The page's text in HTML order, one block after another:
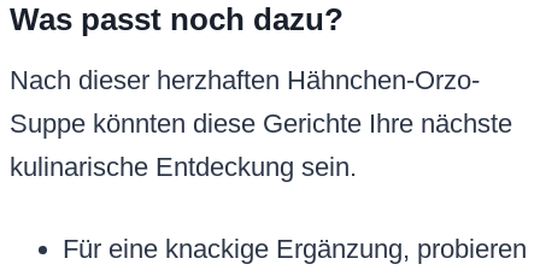
Was passt noch dazu?
Nach dieser herzhaften Hähnchen-Orzo-
Suppe könnten diese Gerichte Ihre nächste
kulinarische Entdeckung sein.
Für eine knackige Ergänzung, probieren